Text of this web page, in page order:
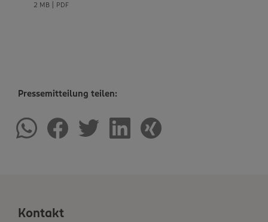
2 MB | PDF
Pressemitteilung teilen:
Kontakt